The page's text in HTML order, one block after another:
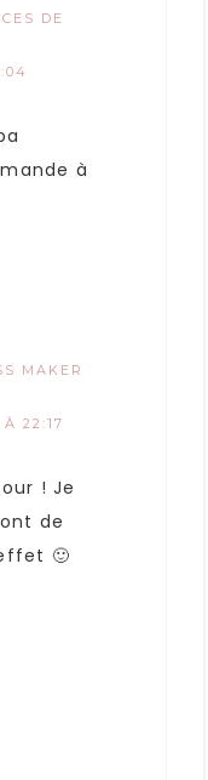
DE
à
MAKER
22:17
! Je
de
🙂